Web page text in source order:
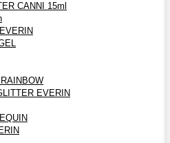
CANNI 15ml
EVERIN